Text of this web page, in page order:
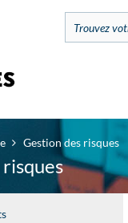
Gestion des risques